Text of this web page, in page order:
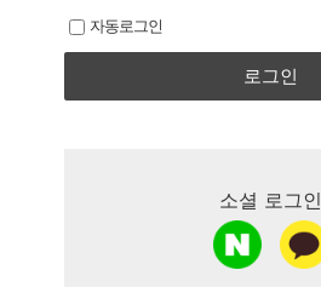
자동로그인
로그인
소셜 로그인